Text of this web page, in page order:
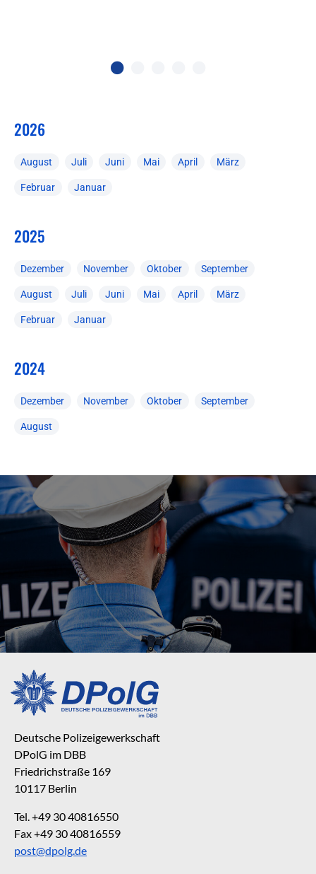
2026
August Juli Juni Mai April März
Februar Januar
2025
Dezember November Oktober September
August Juli Juni Mai April März
Februar Januar
2024
Dezember November Oktober September
August
Deutsche Polizeigewerkschaft
DPolG im DBB
Friedrichstraße 169
10117 Berlin
Tel. +49 30 40816550
Fax +49 30 40816559
post@dpolg.de